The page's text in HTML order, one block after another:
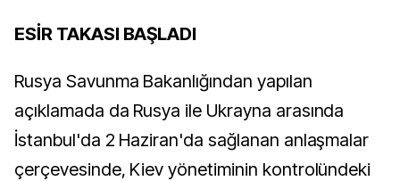
ESİR TAKASI BAŞLADI
Rusya Savunma Bakanlığından yapılan
açıklamada da Rusya ile Ukrayna arasında
İstanbul'da 2 Haziran'da sağlanan anlaşmalar
çerçevesinde, Kiev yönetiminin kontrolündeki